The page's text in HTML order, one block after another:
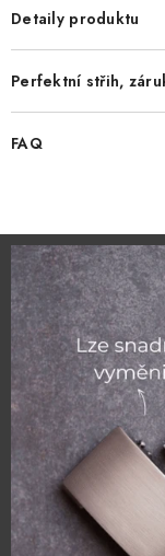
Detaily produktu
Perfektní střih,
FAQ